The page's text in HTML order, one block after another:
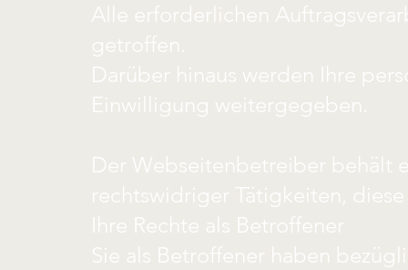
Alle erforderlichen
getroffen.
Darüber hinaus werden Ihre
Einwilligung weitergegeben.
Der Webseitenbetreiber behält
rechtswidriger Tätigkeiten,
Ihre Rechte als Betroffener
Sie als Betroffener haben